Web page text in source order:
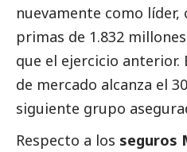
nuevamente como
primas de 1.832
que el ejercicio anterior.
de mercado alcanza el
siguiente grupo
Respecto a los seguros